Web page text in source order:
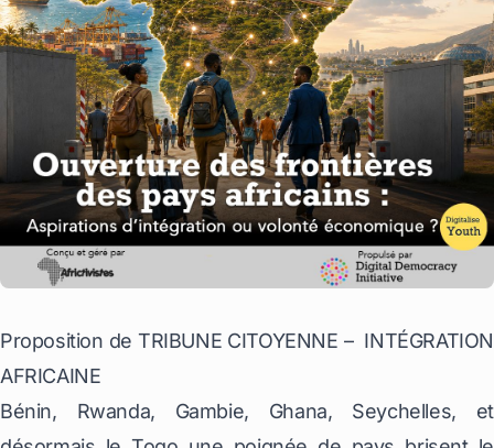
Proposition de TRIBUNE CITOYENNE – INTÉGRATION
AFRICAINE
Bénin, Rwanda, Gambie, Ghana, Seychelles, et